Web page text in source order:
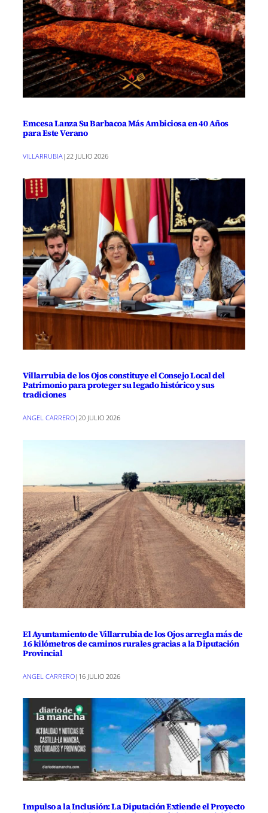
Emcesa Lanza Su Barbacoa Más Ambiciosa en 40 Años
para Este Verano
VILLARRUBIA | 22 JULIO 2026
Villarrubia de los Ojos constituye el Consejo Local del
Patrimonio para proteger su legado histórico y sus
tradiciones
ANGEL CARRERO|20 JULIO 2026
El Ayuntamiento de Villarrubia de los Ojos arregla más de
16 kilómetros de caminos rurales gracias a la Diputación
Provincial
ANGEL CARRERO| 16 JULIO 2026
Impulso a la Inclusión: La Diputación Extiende el Proyecto